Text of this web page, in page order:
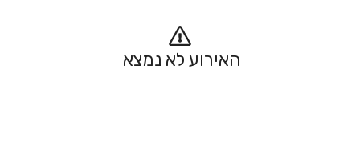
האירוע לא נמצא